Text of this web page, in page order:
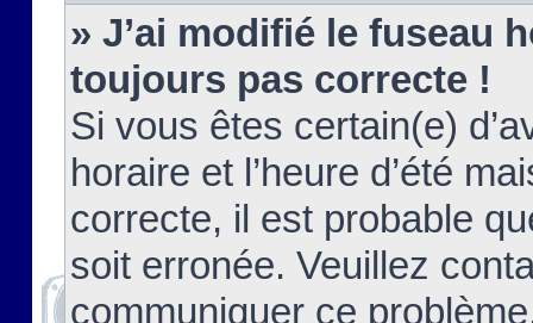
» J’ai modifié le fuseau
toujours pas correcte !
Si vous êtes certain(e)
horaire et l’heure d’été
correcte, il est probable
soit erronée. Veuillez
communiquer ce